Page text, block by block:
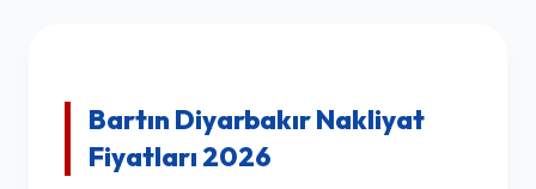
Bartın Diyarbakır Nakliyat
Fiyatları 2026